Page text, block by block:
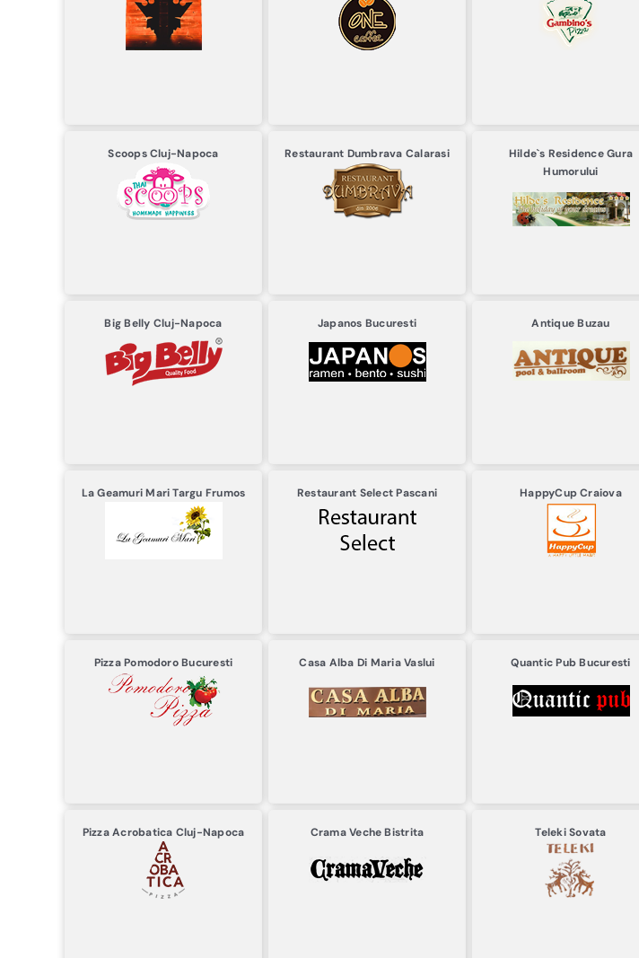
ScoopsCluj-Napoca Restaurant Dumbrava Calarasi Hilde`s ResidenceGura
Humorului
Big Belly Cluj-Napoca Japanos Bucuresti AntiqueBuzau
La Geamuri MariTargu Frumos Restaurant SelectPascani HappyCupCraiova
Pizza PomodoroBucuresti Casa Alba Di MariaVaslui Quantic PubBucuresti
Pizza Acrobatica Cluj-Napoca Crama VecheBistrita TelekiSovata